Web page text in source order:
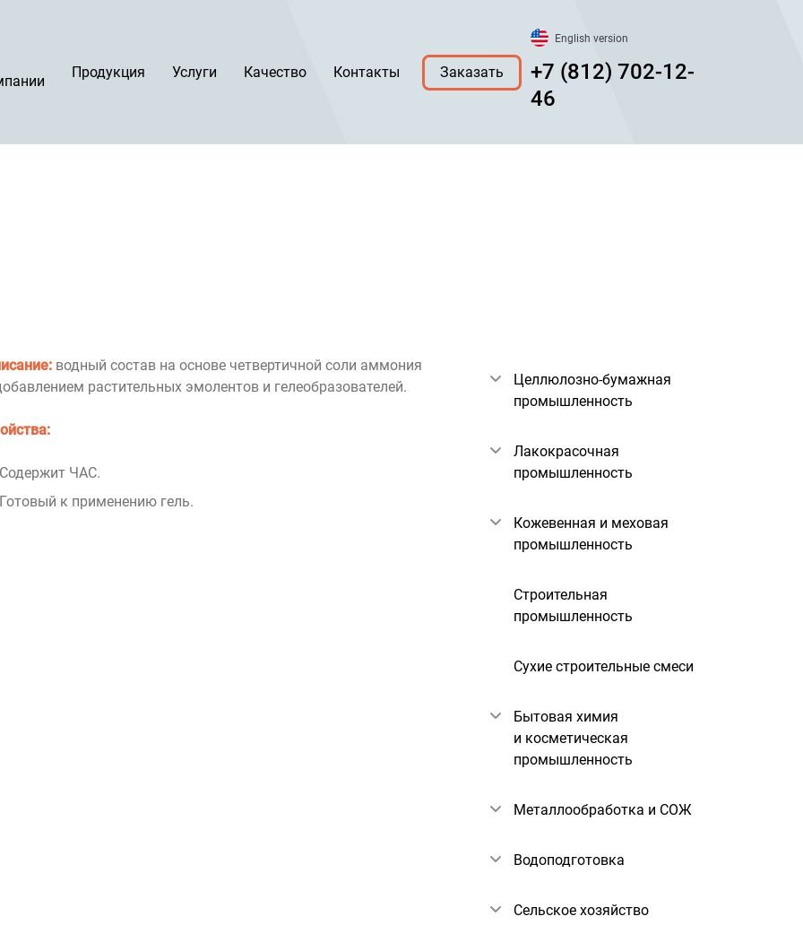
Продукция Услуги Качество Контакты Заказать
English version
+7 (812) 702-12-
46
водный состав на основе четвертичной соли аммония
растительных эмолентов и гелеобразователей.
Содержит ЧАС.
Готовый к применению гель.
Целлюлозно-бумажная
промышленность
Лакокрасочная
промышленность
Кожевенная и меховая
промышленность
Строительная
промышленность
Сухие строительные смеси
Бытовая химия
и косметическая
промышленность
Металлообработка и СОЖ
Водоподготовка
Сельское хозяйство